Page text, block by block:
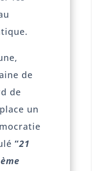
de
de
un
“21